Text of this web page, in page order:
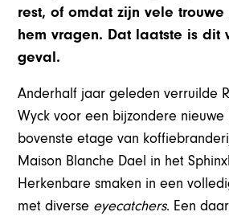
rest, of omdat zijn vele
hem vragen. Dat laatste is dit
geval.
Anderhalf jaar geleden verruilde
Wyck voor een bijzondere
bovenste etage van
Maison Blanche Dael in het
Herkenbare smaken in een
met diverse eyecatchers. Een